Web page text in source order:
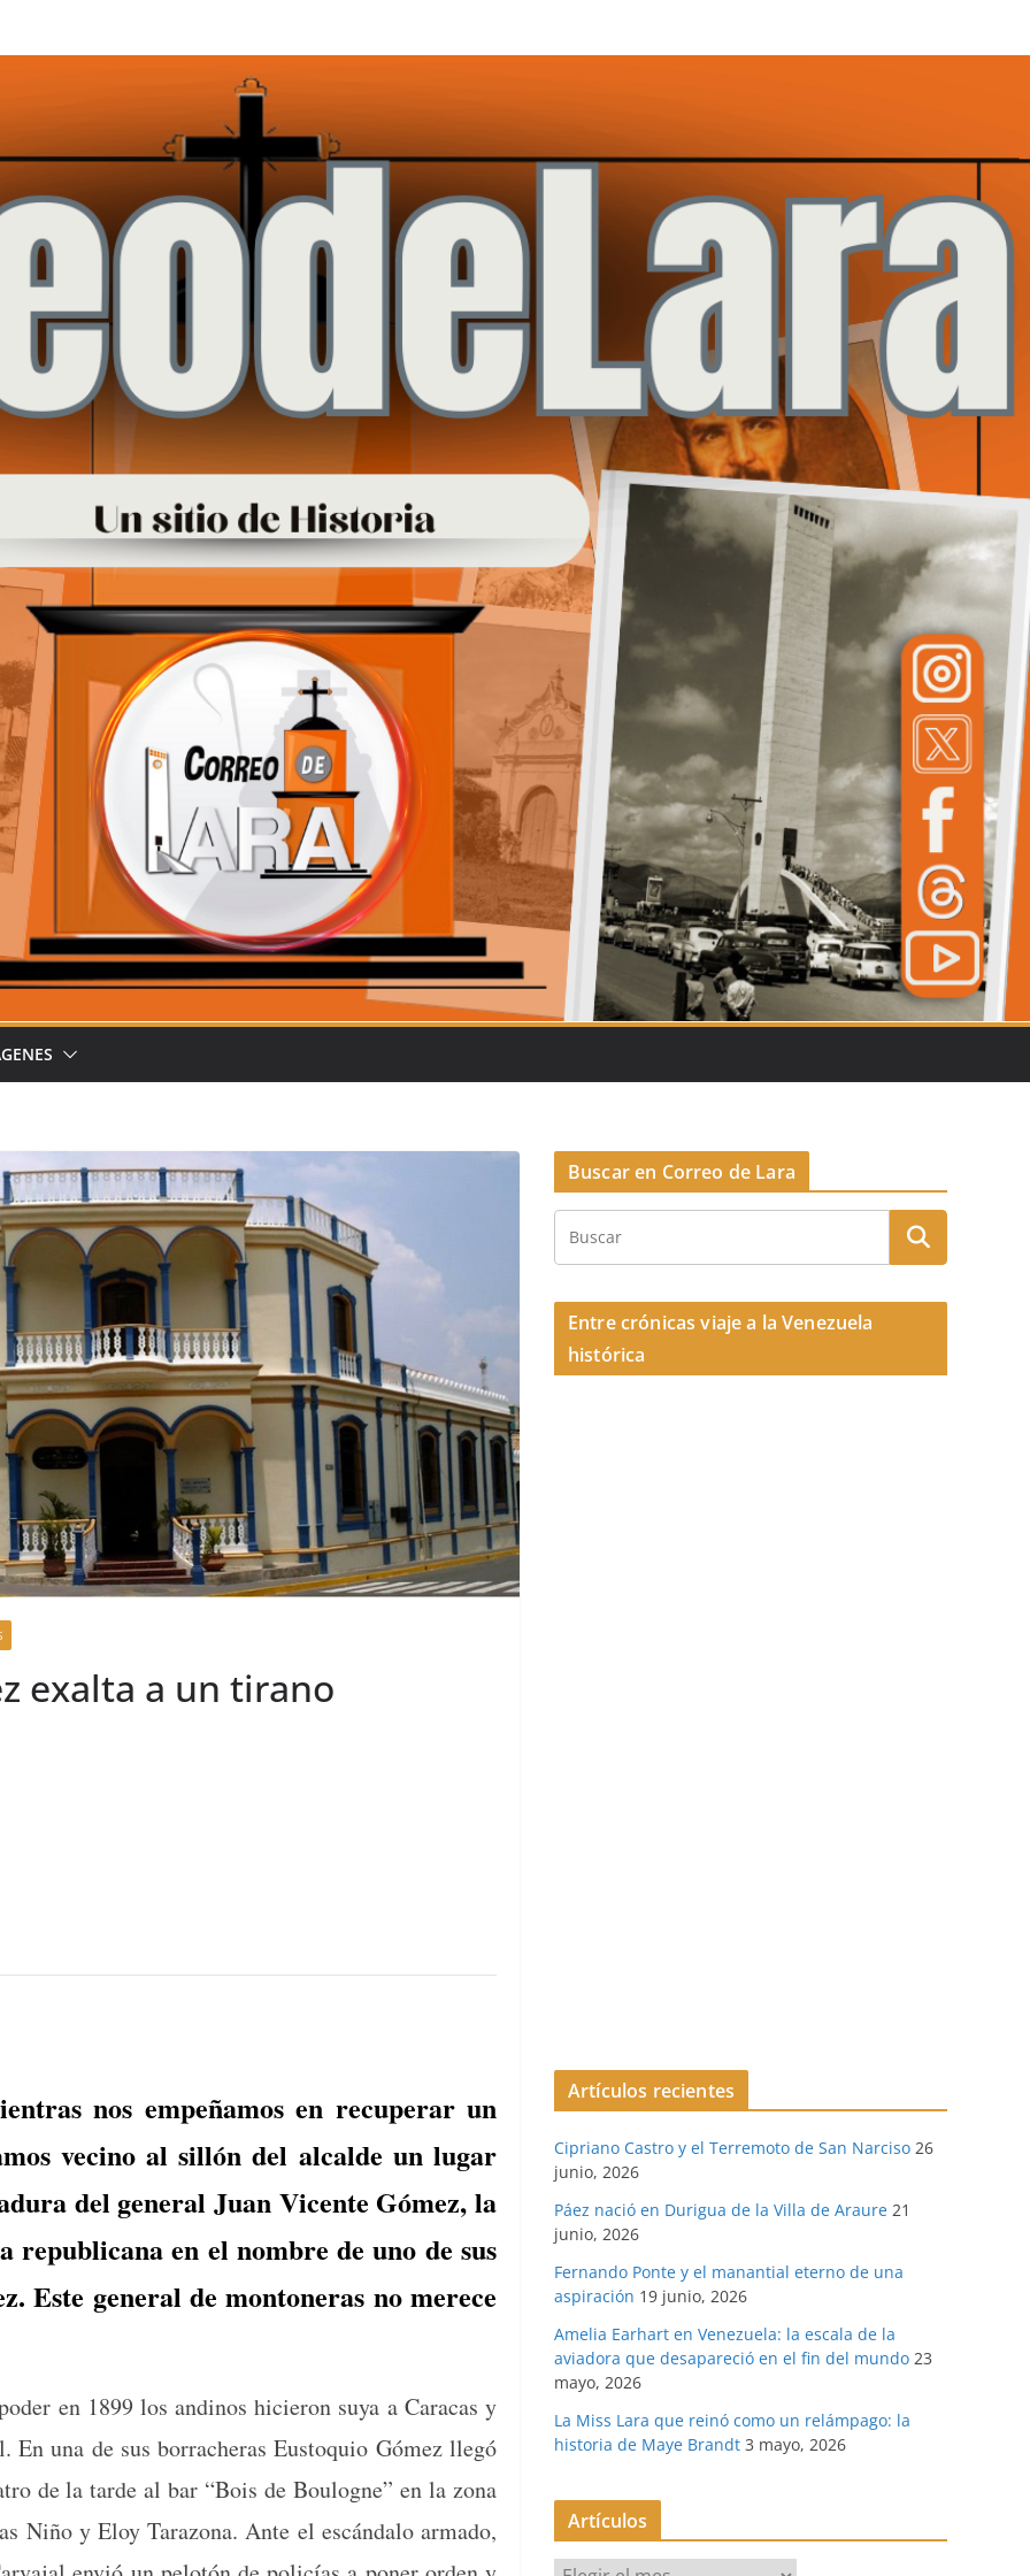
exalta a un tirano
nos empeñamos en recuperar un
vecino al sillón del alcalde un lugar
del general Juan Vicente Gómez, la
republicana en el nombre de uno de sus
Este general de montoneras no merece
en 1899 los andi­nos hicieron suya a Cara­cas y
En una de sus bor­racheras Eusto­quio Gómez llegó
de la tarde al bar “Bois de Boulogne” en la zona
Niño y Eloy Tara­zona. Ante el escán­da­lo arma­do,
Buscar en Correo de Lara
Entre crónicas viaje a la Venezuela
histórica
Artículos recientes
Cipriano Castro y el Terremoto de San Narciso 26
junio, 2026
Páez nació en Durigua de la Villa de Araure 21
junio, 2026
Fernando Ponte y el manantial eterno de una
aspiración 19 junio, 2026
Amelia Earhart en Venezuela: la escala de la
aviadora que desapareció en el fin del mundo 23
mayo, 2026
La Miss Lara que reinó como un relámpago: la
historia de Maye Brandt 3 mayo, 2026
Artículos